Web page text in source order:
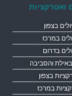
ואטרקציות
בצפון
במרכז
בדרום
באילת והסביבה
בצפון
במרכז